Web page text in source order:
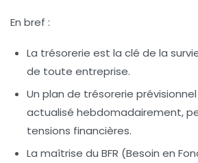
En bref :
La trésorerie est la clé de la
de toute entreprise.
Un plan de trésorerie prévisionnel
actualisé hebdomadairement,
tensions financières.
La maîtrise du BFR (Besoin en